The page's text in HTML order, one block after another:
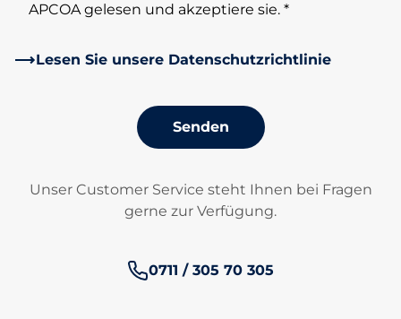
APCOA gelesen und akzeptiere sie. *
Lesen Sie unsere Datenschutzrichtlinie
Senden
Unser Customer Service steht Ihnen bei Fragen
gerne zur Verfügung.
Telefonnummer:
0711 / 305 70 305